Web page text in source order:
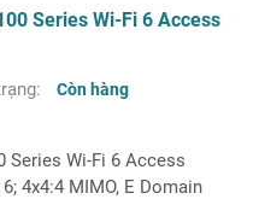
Series Wi-Fi 6 Access
Còn hàng
Series Wi-Fi 6 Access
4x4:4 MIMO, E Domain